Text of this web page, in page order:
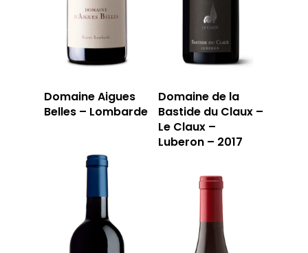
Domaine Aigues
Belles – Lombarde
Domaine de la
Bastide du Claux –
Le Claux –
Luberon – 2017